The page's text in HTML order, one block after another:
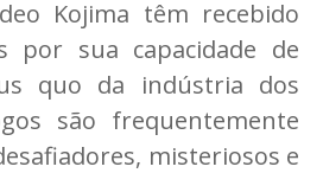
Kojima têm recebido
por sua capacidade de
quo da indústria dos
são frequentemente
misteriosos e